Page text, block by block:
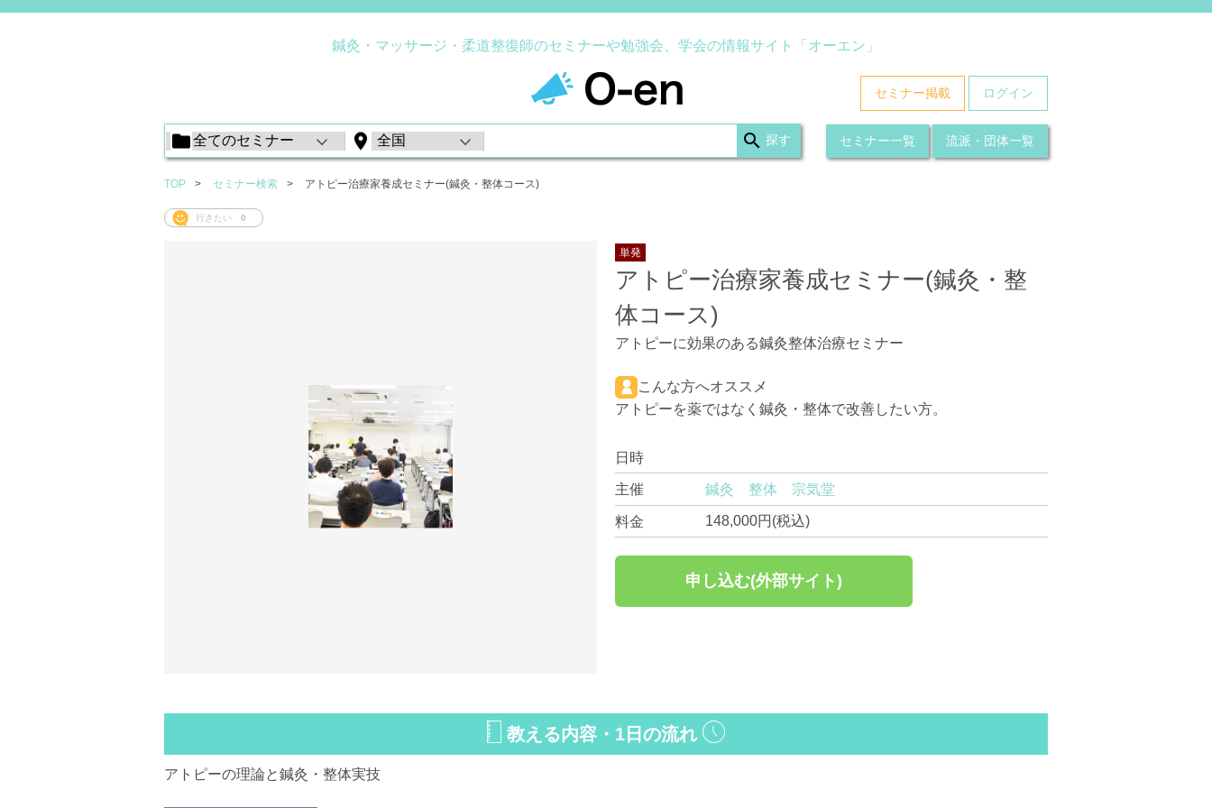
鍼灸・マッサージ・柔道整復師のセミナーや勉強会、学会の情報サイト「オーエン」
セミナー掲載 ログイン
セミナー一覧 流派・団体一覧
TOP セミナー検索 アトピー治療家養成セミナー(鍼灸・整体コース)
行きたい 0
単発
アトピー治療家養成セミナー(鍼灸・整
体コース)
アトピーに効果のある鍼灸整体治療セミナー
こんな方へオススメ
アトピーを薬ではなく鍼灸・整体で改善したい方。
日時
主催 鍼灸 整体 宗気堂
料金 148,000円(税込)
申し込む(外部サイト)
教える内容・1日の流れ
アトピーの理論と鍼灸・整体実技